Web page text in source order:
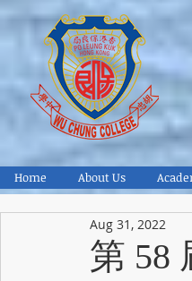
Home About Us
第 58
Aug 31, 2022